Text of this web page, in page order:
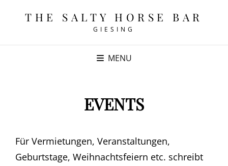
THE SALTY HORSE BAR
GIESING
MENU
EVENTS
Für Vermietungen, Veranstaltungen,
Geburtstage, Weihnachtsfeiern etc. schreibt